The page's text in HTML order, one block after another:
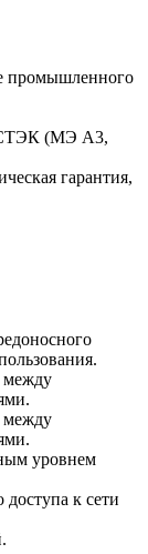
(МЭ А3,
гарантия,
между
между
уровнем
к сети